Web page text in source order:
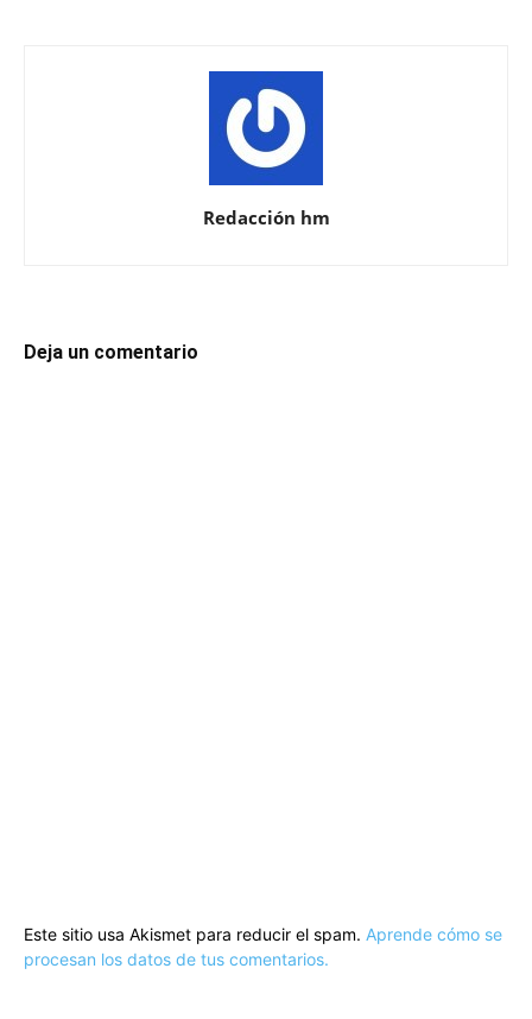
Redacción hm
Deja un comentario
Este sitio usa Akismet para reducir el spam. Aprende cómo se
procesan los datos de tus comentarios.